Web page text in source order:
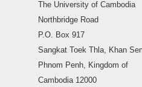
The University of Cambodia
Northbridge Road
P.O. Box 917
Sangkat Toek Thla, Khan
Phnom Penh, Kingdom of
Cambodia 12000